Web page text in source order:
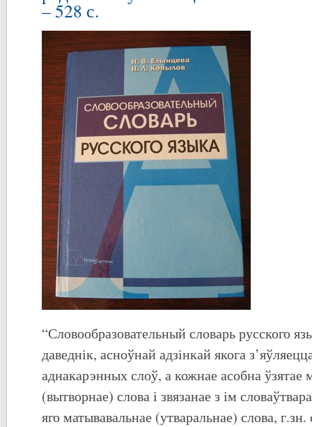
– 528 с.
“Словообразовательный словарь русского
даведнік, асноўнай адзінкай якога
аднакарэнных слоў, а кожнае асобна ўзятае
(вытворнае) слова і звязанае з ім
яго матывавальнае (утваральнае) слова,